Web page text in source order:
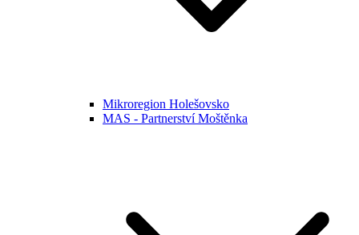
Mikroregion Holešovsko
MAS - Partnerství Moštěnka